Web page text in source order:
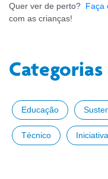
Quer ver de perto? Faça
com as crianças!
Educação
Técnico Iniciativa